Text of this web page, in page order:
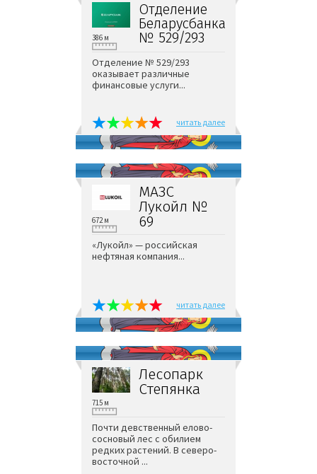
Отделение
Беларусбанка
№ 529/293
386 м
Отделение № 529/293
оказывает различные
финансовые услуги...
читать далее
МАЗС
Лукойл №
69
672 м
«Лукойл» — российская
нефтяная компания...
читать далее
Лесопарк
Степянка
715 м
Почти девственный елово-
сосновый лес с обилием
редких растений. В северо-
восточной ...